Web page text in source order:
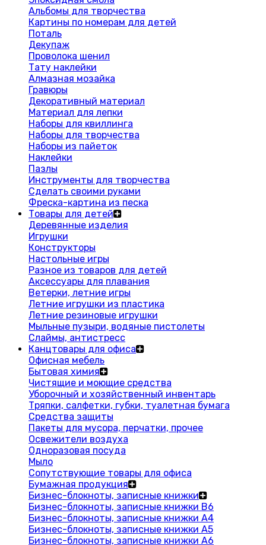
Альбомы для творчества
Картины по номерам для детей
Поталь
Декупаж
Проволока шенил
Тату наклейки
Алмазная мозайка
Гравюры
Декоративный материал
Материал для лепки
Наборы для квиллинга
Наборы для творчества
Наборы из пайеток
Наклейки
Пазлы
Инструменты для творчества
Сделать своими руками
Фреска-картина из песка
Товары для детей
Деревянные изделия
Игрушки
Конструкторы
Настольные игры
Разное из товаров для детей
Аксессуары для плавания
Ветерки, летние игры
Летние игрушки из пластика
Летние резиновые игрушки
Мыльные пузыри, водяные пистолеты
Слаймы, антистресс
Канцтовары для офиса
Офисная мебель
Бытовая химия
Чистящие и моющие средства
Уборочный и хозяйственный инвентарь
Тряпки, салфетки, губки, туалетная бумага
Средства защиты
Пакеты для мусора, перчатки, прочее
Освежители воздуха
Одноразовая посуда
Мыло
Сопутствующие товары для офиса
Бумажная продукция
Бизнес-блокноты, записные книжки
Бизнес-блокноты, записные книжки В6
Бизнес-блокноты, записные книжки A4
Бизнес-блокноты, записные книжки А5
Бизнес-блокноты, записные книжки А6